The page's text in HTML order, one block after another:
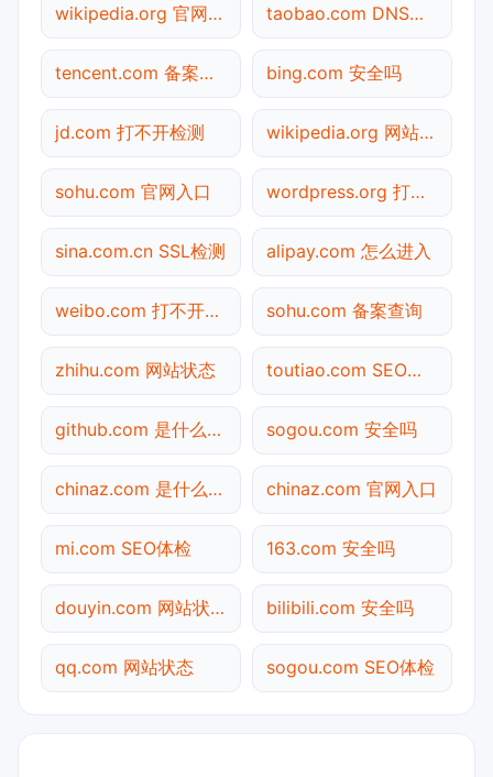
wikipedia.org 官网入口 taobao.com DNS解析
tencent.com 备案查询 bing.com 安全吗
jd.com 打不开检测 wikipedia.org 网站状态
sohu.com 官网入口 wordpress.org 打不开检测
sina.com.cn SSL检测 alipay.com 怎么进入
weibo.com 打不开检测 sohu.com 备案查询
zhihu.com 网站状态 toutiao.com SEO体检
github.com 是什么网站 sogou.com 安全吗
chinaz.com 是什么网站 chinaz.com 官网入口
mi.com SEO体检 163.com 安全吗
douyin.com 网站状态 bilibili.com 安全吗
qq.com 网站状态 sogou.com SEO体检